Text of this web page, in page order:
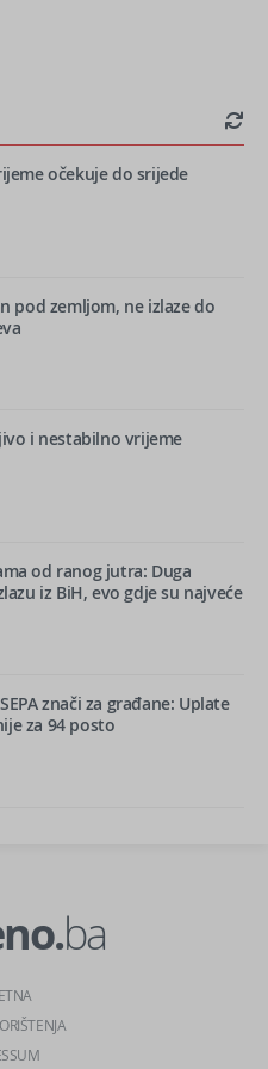
očekuje do srijede
pod zemljom, ne izlaze do
i nestabilno vrijeme
od ranog jutra: Duga
iz BiH, evo gdje su najveće
znači za građane: Uplate
za 94 posto
ba